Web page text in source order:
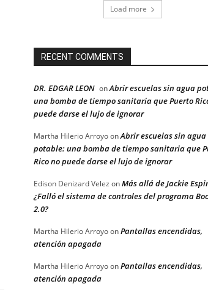
Load more
RECENT COMMENTS
DR. EDGAR LEON onAbrir escuelas sin agua
una bomba de tiempo sanitaria que Puerto
puede darse el lujo de ignorar
Martha Hilerio ArroyoonAbrir escuelas sin agua
potable: una bomba de tiempo sanitaria que
Rico no puede darse el lujo de ignorar
Edison Denizard Velez onMás allá de Jackie
¿Falló el sistema de controles del programa
2.0?
Martha Hilerio ArroyoonPantallas encendidas,
atención apagada
Martha Hilerio ArroyoonPantallas encendidas,
atención apagada